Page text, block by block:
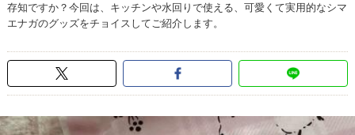
存知ですか？今回は、キッチンや水回りで使える、可愛くて実用的なシマ
エナガのグッズをチョイスしてご紹介します。